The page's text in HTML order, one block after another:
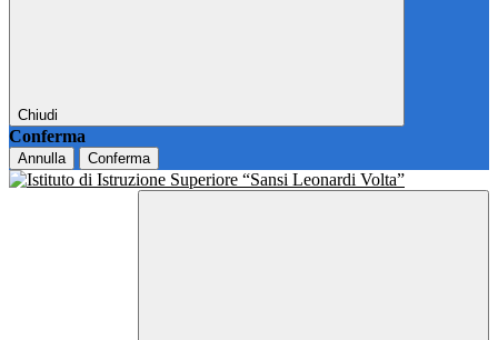
Chiudi
Conferma
Annulla Conferma